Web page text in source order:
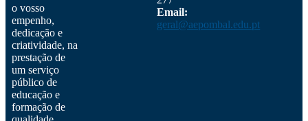
o vosso
empenho,
dedicação e
criatividade, na
prestação de
um serviço
público de
educação e
formação de
Email:
geral@aepombal.edu.pt